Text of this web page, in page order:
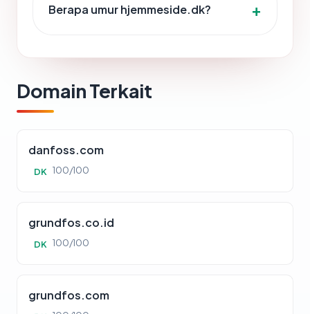
Berapa umur hjemmeside.dk?
Domain Terkait
danfoss.com
DK 100/100
grundfos.co.id
DK 100/100
grundfos.com